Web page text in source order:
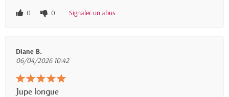
0
0 Signaler un abus
Diane B.
06/04/2026 10:42
Jupe longue